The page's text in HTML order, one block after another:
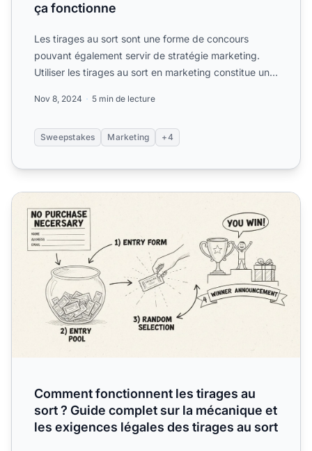
ça fonctionne
Les tirages au sort sont une forme de concours
pouvant également servir de stratégie marketing.
Utiliser les tirages au sort en marketing constitue une
Nov 8, 2024 5 min de lecture
Sweepstakes Marketing +4
Comment fonctionnent les tirages au sort ? Guide
Comment fonctionnent les tirages au
sort ? Guide complet sur la mécanique et
les exigences légales des tirages au sort